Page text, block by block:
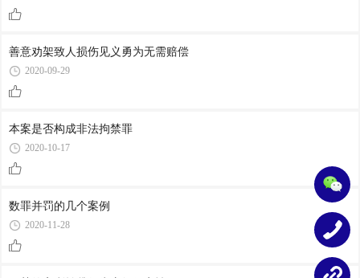
善意劝架致人损伤见义勇为无需赔偿
2020-09-29
本案是否构成非法拘禁罪
2020-10-17
数罪并罚的几个案例
2020-11-28